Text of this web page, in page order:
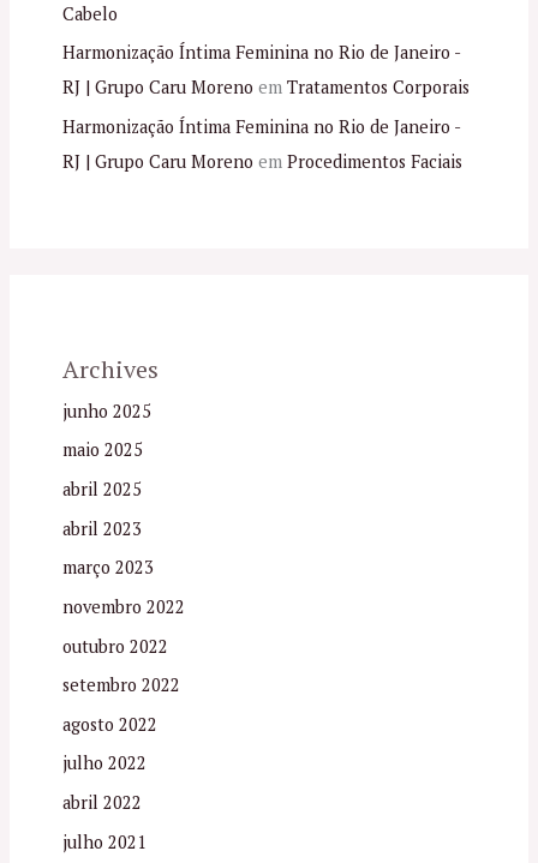
Cabelo
Harmonização Íntima Feminina no Rio de Janeiro -
RJ | Grupo Caru Moreno em Tratamentos Corporais
Harmonização Íntima Feminina no Rio de Janeiro -
RJ | Grupo Caru Moreno em Procedimentos Faciais
Archives
junho 2025
maio 2025
abril 2025
abril 2023
março 2023
novembro 2022
outubro 2022
setembro 2022
agosto 2022
julho 2022
abril 2022
julho 2021